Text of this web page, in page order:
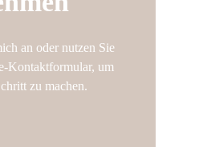
an oder nutzen Sie
Kontaktformular, um
zu machen.